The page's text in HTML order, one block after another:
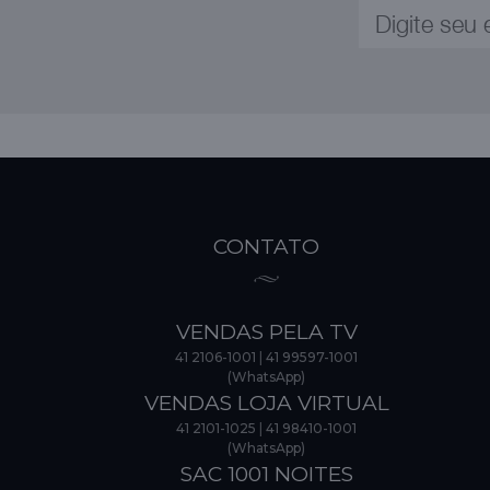
CONTATO
VENDAS PELA TV
41 2106-1001
41 99597-1001
(WhatsApp)
VENDAS LOJA VIRTUAL
41 2101-1025
41 98410-1001
(WhatsApp)
SAC 1001 NOITES